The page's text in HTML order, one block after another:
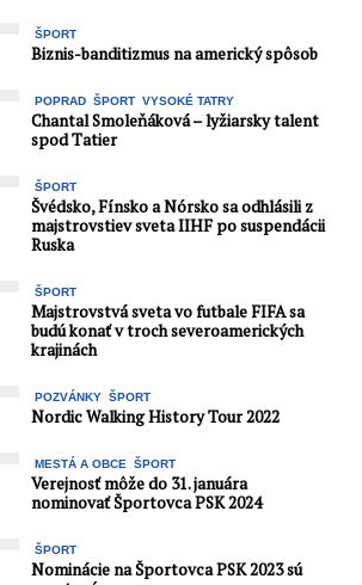
ŠPORT
Biznis-banditizmus na americký spôsob
POPRAD ŠPORT VYSOKÉ TATRY
Chantal Smoleňáková – lyžiarsky talent
spod Tatier
ŠPORT
Švédsko, Fínsko a Nórsko sa odhlásili z
majstrovstiev sveta IIHF po suspendácii
Ruska
ŠPORT
Majstrovstvá sveta vo futbale FIFA sa
budú konať v troch severoamerických
krajinách
POZVÁNKY ŠPORT
Nordic Walking History Tour 2022
MESTÁ A OBCE ŠPORT
Verejnosť môže do 31. januára
nominovať Športovca PSK 2024
ŠPORT
Nominácie na Športovca PSK 2023 sú